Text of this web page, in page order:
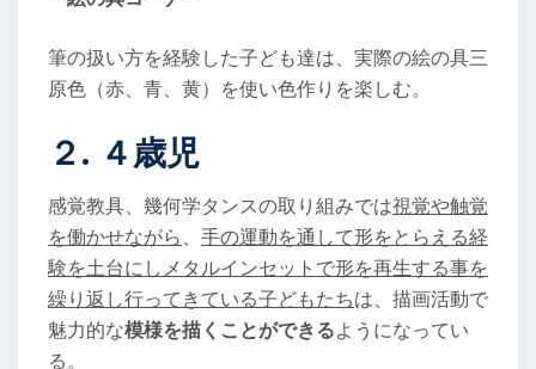
筆の扱い方を経験した子ども達は、実際の絵の具三
原色（赤、青、黄）を使い色作りを楽しむ。
２. ４歳児
感覚教具、幾何学タンスの取り組みでは視覚や触覚
を働かせながら 、 手の運動を通して形をとらえる経
験を土台にしメタルインセットで形を再生する事を
繰り返し行ってきている子どもたちは、描画活動で
魅力的な模様を描くことができるようになってい
る。